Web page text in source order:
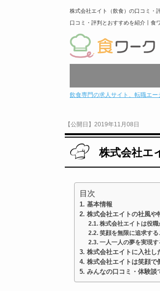
株式会社エイト（飲食）の口コミ・
口コミ・評判とおすすめを紹介丨食
飲食専門の求人サイト、転職エ
【公開日】2019年11月08日
株式会社エ
目次
基本情報
株式会社エイトの社風や
株式会社エイトは役
笑顔を無限に追求す
一人一人の夢を実現
株式会社エイトに入社し
株式会社エイトは笑顔で
みんなの口コミ・体験談